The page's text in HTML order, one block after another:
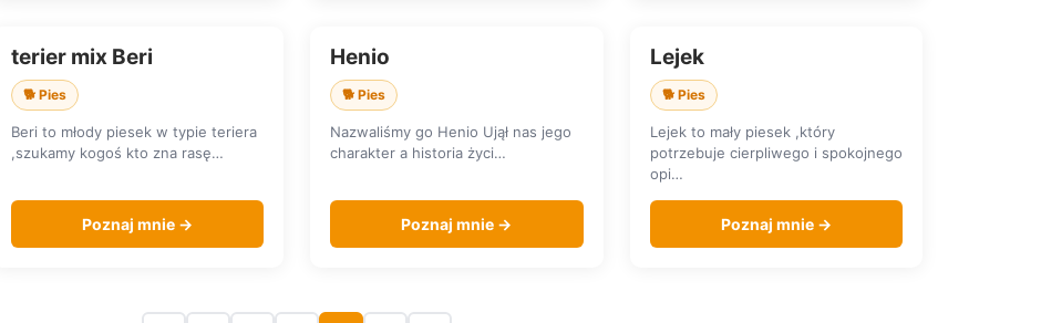
SZUKA DOMU
terier mix Beri
🐕 Pies
Beri to młody piesek w typie teriera
,szukamy kogoś kto zna rasę…
Poznaj mnie →
SZUKA DOMU
Henio
🐕 Pies
Nazwaliśmy go Henio Ujął nas jego
charakter a historia życi…
Poznaj mnie →
SZUKA DOMU
Lejek
🐕 Pies
Lejek to mały piesek ,który
potrzebuje cierpliwego i spokojnego
opi…
Poznaj mnie →